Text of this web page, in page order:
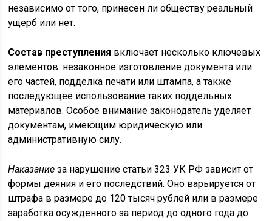
независимо от того, принесен ли обществу реальный
ущерб или нет.
Состав преступления включает несколько ключевых
элементов: незаконное изготовление документа или
его частей, подделка печати или штампа, а также
последующее использование таких поддельных
материалов. Особое внимание законодатель уделяет
документам, имеющим юридическую или
административную силу.
Наказание за нарушение статьи 323 УК РФ зависит от
формы деяния и его последствий. Оно варьируется от
штрафа в размере до 120 тысяч рублей или в размере
заработка осужденного за период до одного года до